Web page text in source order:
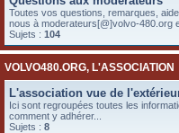
Toutes vos questions, remarques,
nous à moderateurs[@]volvo-480.org
Sujets : 104
VOLVO480.ORG, L'ASSOCIATION
L'association vue de
Ici sont regroupées toutes les
comment y adhérer...
Sujets : 8